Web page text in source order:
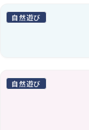
自然遊び
自然遊び